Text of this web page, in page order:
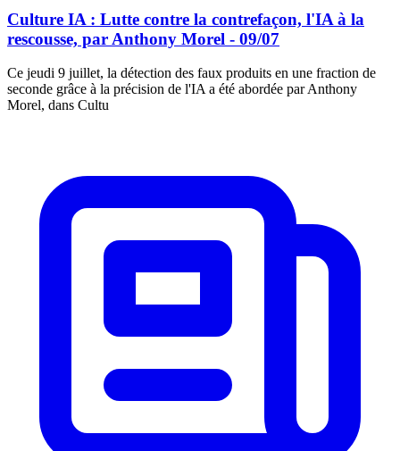
Culture IA : Lutte contre la contrefaçon, l'IA à la
rescousse, par Anthony Morel - 09/07
Ce jeudi 9 juillet, la détection des faux produits en une fraction de
seconde grâce à la précision de l'IA a été abordée par Anthony
Morel, dans Cultu